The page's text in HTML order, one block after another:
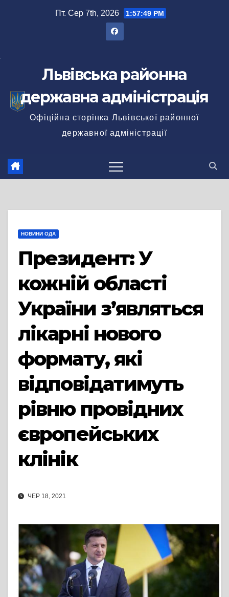
Пт. Сер 7th, 2026 1:57:50 PM
Львівська районна
державна адміністрація
Офіційна сторінка Львівської районної
державної адміністрації
НОВИНИ ОДА
Президент: У
кожній області
України з’являться
лікарні нового
формату, які
відповідатимуть
рівню провідних
європейських
клінік
ЧЕР 18, 2021